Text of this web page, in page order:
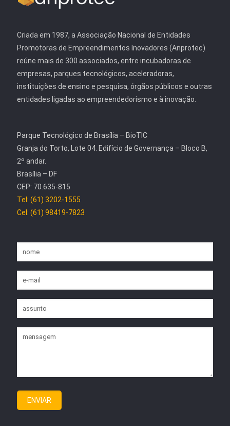
Criada em 1987, a Associação Nacional de Entidades
Promotoras de Empreendimentos Inovadores (Anprotec)
reúne mais de 300 associados, entre incubadoras de
empresas, parques tecnológicos, aceleradoras,
instituições de ensino e pesquisa, órgãos públicos e outras
entidades ligadas ao empreendedorismo e à inovação.
Parque Tecnológico de Brasília – BioTIC
Granja do Torto, Lote 04. Edifício de Governança – Bloco B,
2º andar.
Brasília – DF
CEP: 70.635-815
Tel: (61) 3202-1555
Cel: (61) 98419-7823